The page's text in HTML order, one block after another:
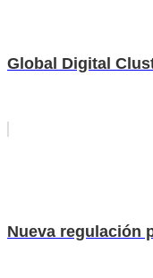
Global Digital
Nueva regulación